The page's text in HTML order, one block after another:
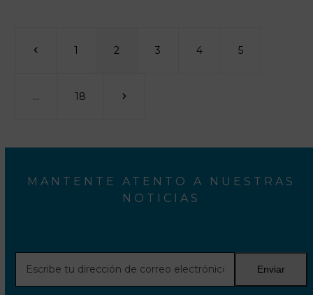
AnteriorPage
1 Page
2 Page
3 Page
4 Page
5
… Page
18 Siguiente
MANTENTE ATENTO A NUESTRAS
NOTICIAS
dirección
Enviar